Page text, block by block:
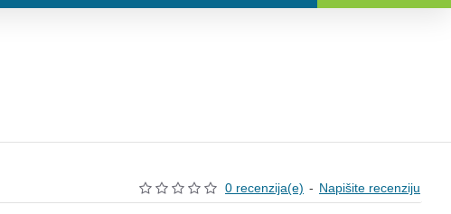
0 recenzija(e) - Napišite recenziju